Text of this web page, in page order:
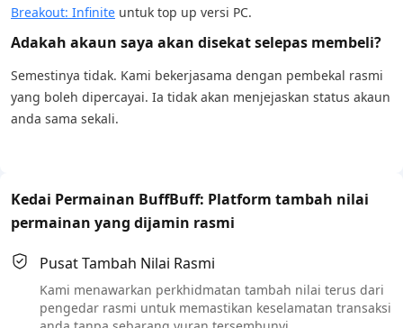
Breakout: Infinite untuk top up versi PC.
Adakah akaun saya akan disekat selepas membeli?
Semestinya tidak. Kami bekerjasama dengan pembekal rasmi
yang boleh dipercayai. Ia tidak akan menjejaskan status akaun
anda sama sekali.
Kedai Permainan BuffBuff: Platform tambah nilai
permainan yang dijamin rasmi
Pusat Tambah Nilai Rasmi
Kami menawarkan perkhidmatan tambah nilai terus dari
pengedar rasmi untuk memastikan keselamatan transaksi